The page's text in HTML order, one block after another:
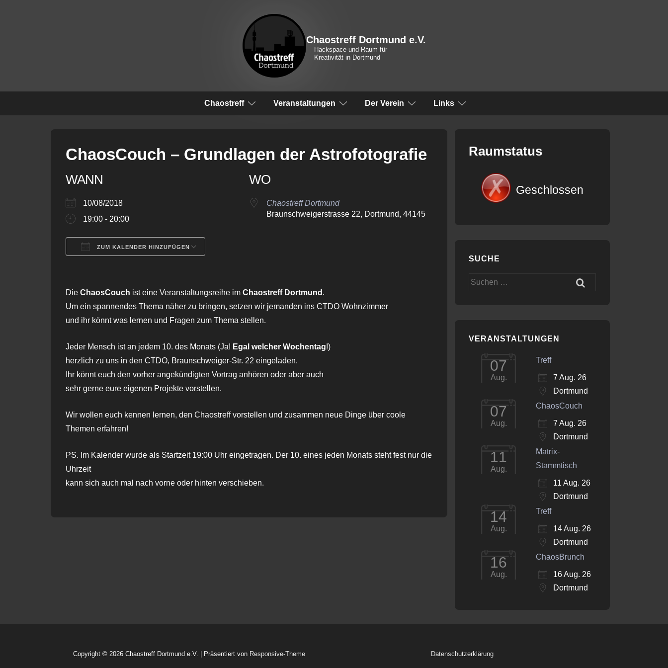
Chaostreff Dortmund e.V.
Hackspace und Raum für
Kreativität in Dortmund
Hauptnavigation
Chaostreff Veranstaltungen Der Verein Links
ChaosCouch – Grundlagen der Astrofotografie
WANN
10/08/2018
19:00 - 20:00
ZUM KALENDER HINZUFÜGEN
WO
Chaostreff Dortmund
Braunschweigerstrasse 22, Dortmund, 44145
Die ChaosCouch ist eine Veranstaltungsreihe im Chaostreff Dortmund .
Um ein spannendes Thema näher zu bringen, setzen wir jemanden ins CTDO Wohnzimmer
und ihr könnt was lernen und Fragen zum Thema stellen.
Jeder Mensch ist an jedem 10. des Monats (Ja! Egal welcher Wochentag!)
herzlich zu uns in den CTDO, Braunschweiger-Str. 22 eingeladen.
Ihr könnt euch den vorher angekündigten Vortrag anhören oder aber auch
sehr gerne eure eigenen Projekte vorstellen.
Wir wollen euch kennen lernen, den Chaostreff vorstellen und zusammen neue Dinge über coole
Themen erfahren!
PS. Im Kalender wurde als Startzeit 19:00 Uhr eingetragen. Der 10. eines jeden Monats steht fest nur die
Uhrzeit
kann sich auch mal nach vorne oder hinten verschieben.
Raumstatus
Geschlossen
SUCHE
Suchen
VERANSTALTUNGEN
07
Aug.
Treff
7 Aug. 26
Dortmund
07
Aug.
ChaosCouch
7 Aug. 26
Dortmund
11
Aug.
Matrix-
Stammtisch
11 Aug. 26
Dortmund
14
Aug.
Treff
14 Aug. 26
Dortmund
16
Aug.
ChaosBrunch
16 Aug. 26
Dortmund
Copyright © 2026 Chaostreff Dortmund e.V. | Präsentiert von Responsive-Theme Datenschutzerklärung